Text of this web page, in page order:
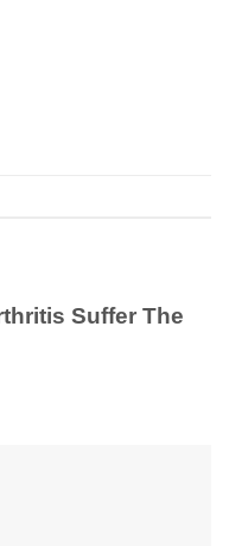
Suffer The